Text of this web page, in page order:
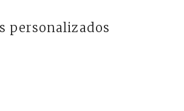
personalizados